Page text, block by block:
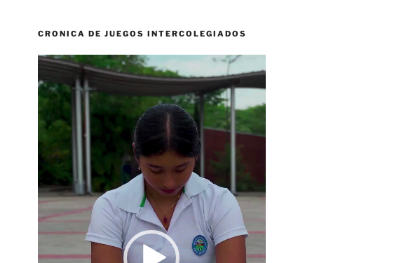
CRONICA DE JUEGOS INTERCOLEGIADOS
Reproductor
vídeo